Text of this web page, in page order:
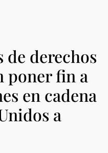
de derechos
poner fin a
en cadena
a